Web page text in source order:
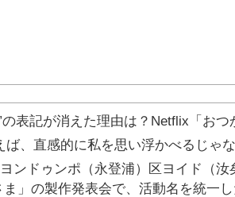
表記が消えた理由は？Netflix「お
ば、直感的に私を思い浮かべるじゃな
ンドゥンポ（永登浦）区ヨイド（
」の製作発表会で、活動名を統一し